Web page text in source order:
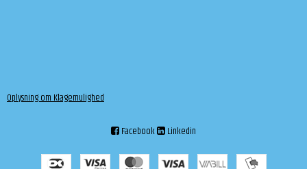
Oplysning om Klagemulighed
Facebook Linkedin